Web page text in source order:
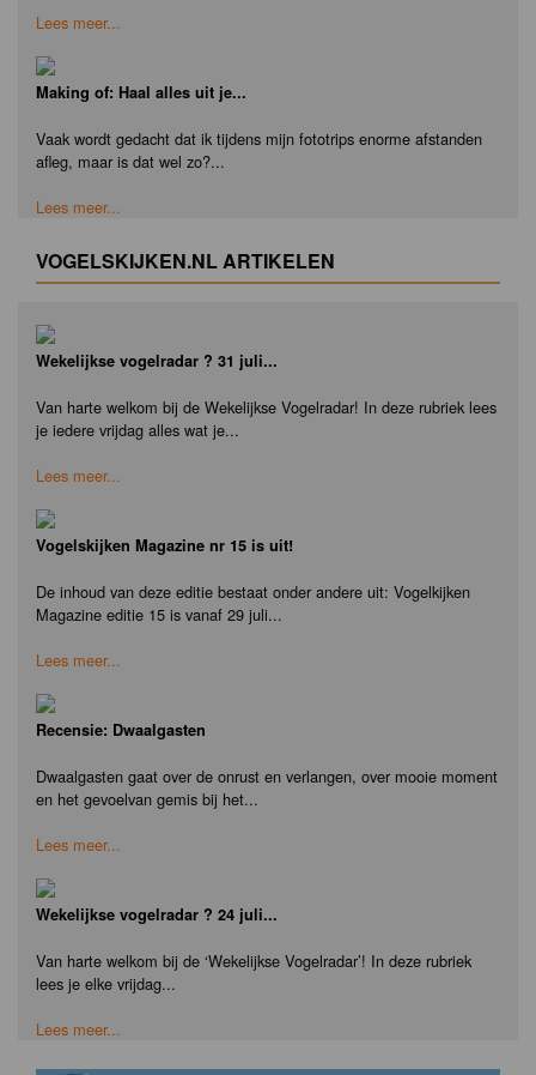
Lees meer...
Making of: Haal alles uit je...
Vaak wordt gedacht dat ik tijdens mijn fototrips enorme afstanden
afleg, maar is dat wel zo?...
Lees meer...
VOGELSKIJKEN.NL ARTIKELEN
Wekelijkse vogelradar ? 31 juli...
Van harte welkom bij de Wekelijkse Vogelradar! In deze rubriek lees
je iedere vrijdag alles wat je...
Lees meer...
Vogelskijken Magazine nr 15 is uit!
De inhoud van deze editie bestaat onder andere uit: Vogelkijken
Magazine editie 15 is vanaf 29 juli...
Lees meer...
Recensie: Dwaalgasten
Dwaalgasten gaat over de onrust en verlangen, over mooie moment
en het gevoelvan gemis bij het...
Lees meer...
Wekelijkse vogelradar ? 24 juli...
Van harte welkom bij de ‘Wekelijkse Vogelradar’! In deze rubriek
lees je elke vrijdag...
Lees meer...